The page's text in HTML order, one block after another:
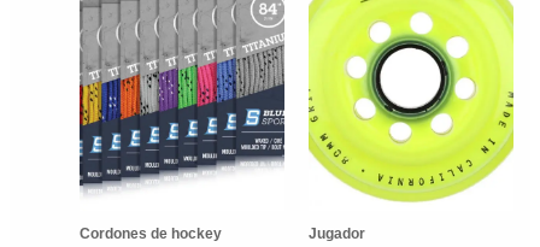
Cordones de hockey Jugador